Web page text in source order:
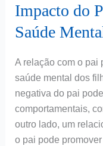
Impacto do
Saúde
A relação com o pai
saúde mental dos
negativa do pai
comportamentais,
outro lado, um
o pai pode